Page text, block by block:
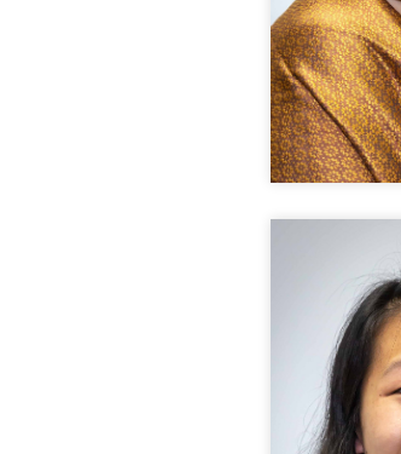
Présidente